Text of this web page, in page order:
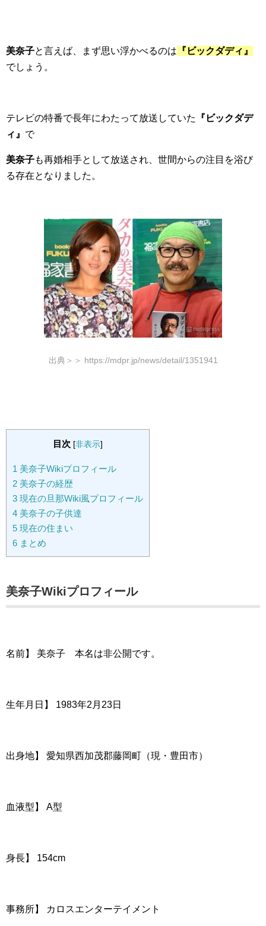
美奈子と言えば、まず思い浮かべるのは 『ビックダディ』
でしょう。
テレビの特番で長年にわたって放送していた
『ビックダデ
ィ』 で
美奈子も再婚相手として放送され、世間からの注目を浴び
る存在となりました。
出典＞＞ https://mdpr.jp/news/detail/1351941
目次 [非表示]
1 美奈子Wikiプロフィール
2 美奈子の経歴
3 現在の旦那Wiki風プロフィール
4 美奈子の子供達
5 現在の住まい
6 まとめ
美奈子Wikiプロフィール
名前】 美奈子 本名は非公開です。
生年月日】 1983年2月23日
出身地】 愛知県西加茂郡藤岡町（現・豊田市）
血液型】 A型
身長】 154cm
事務所】 カロスエンターテイメント